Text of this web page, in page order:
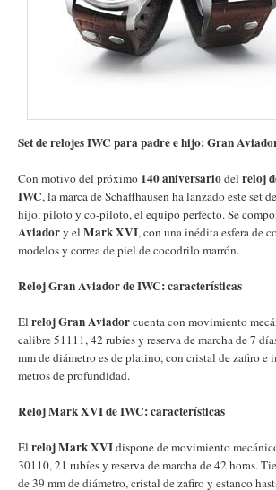
Set de relojes IWC para padre e hijo: Gran
Con motivo del próximo 140 aniversariodel reloj
IWC, la marca de Schaffhausen ha lanzado este set
hijo, piloto y co-piloto, el equipo perfecto. Se
Aviadory el Mark XVI, con una inédita esfera de
modelos y correa de piel de cocodrilo marrón.
Reloj Gran Aviador de IWC: características
El reloj Gran Aviadorcuenta con movimiento
calibre 51111, 42 rubíes y reserva de marcha de 7
mm de diámetro es de platino, con cristal de zafiro e
metros de profundidad.
Reloj Mark XVI de IWC: características
El reloj Mark XVIdispone de movimiento
30110, 21 rubíes y reserva de marcha de 42 horas.
de 39 mm de diámetro, cristal de zafiro y estanco